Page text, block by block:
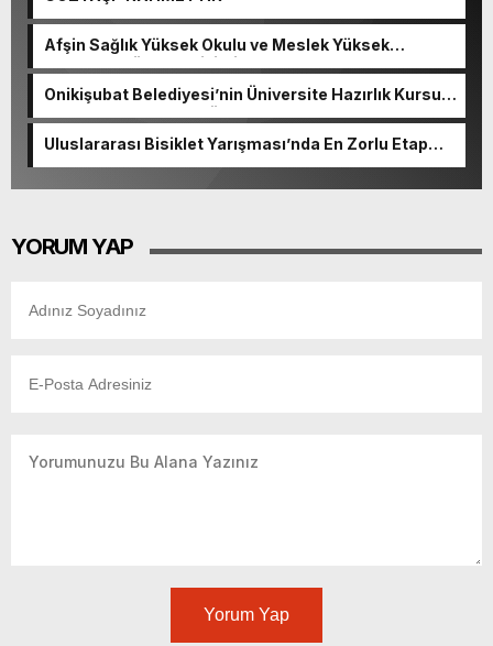
Afşin Sağlık Yüksek Okulu ve Meslek Yüksek
Okulunda görev değişimi!
Onikişubat Belediyesi’nin Üniversite Hazırlık Kursu
başvurularında son gün 7 Ağustos.
Uluslararası Bisiklet Yarışması’nda En Zorlu Etap
YORUM YAP
Yorum Yap